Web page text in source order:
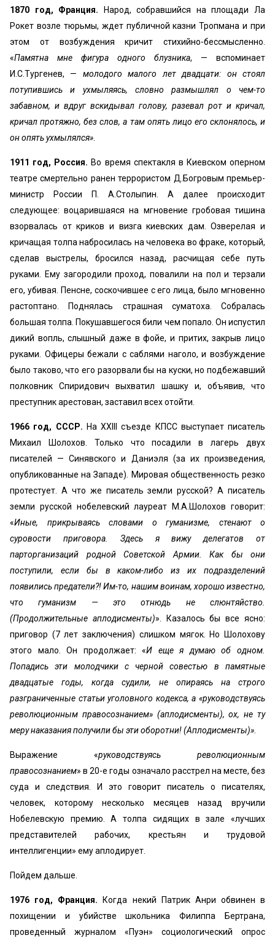
1870 год, Франция.
Народ, собравшийся на площади Ла
Рокет возле тюрьмы, ждет публичной казни Тропмана и при
этом от возбуждения кричит стихийно-бессмысленно.
«Памятна мне фигура одного блузника, — вспоминает
И.С.Тургенев, — молодого малого лет двадцати: он стоял
потупившись и ухмыляясь, словно размышлял о чем-то
забавном, и вдруг вскидывал голову, разевал рот и кричал,
кричал протяжно, без слов, а там опять лицо его склонялось, и
он опять ухмылялся»
1911 год, Россия. Во время спектакля в Киевском оперном
театре смертельно ранен террористом Д.Богровым премьер-
министр России П. А.Столыпин. А далее происходит
следующее: воцарившаяся на мгновение гробовая тишина
взорвалась от криков и визга киевских дам. Озверелая и
кричащая толпа набросилась на человека во фраке, который,
сделав выстрелы, бросился назад, расчищая себе путь
руками. Ему загородили проход, повалили на пол и терзали
его, убивая. Пенсне, соскочившее с его лица, было мгновенно
растоптано. Поднялась страшная суматоха. Собралась
большая толпа. Покушавшегося били чем попало. Он испустил
дикий вопль, слышный даже в фойе, и притих, закрыв лицо
руками. Офицеры бежали с саблями наголо, и возбуждение
было таково, что его разорвали бы на куски, но подбежавший
полковник Спиридович выхватил шашку и, объявив, что
преступник арестован, заставил всех отойти.
1966 год, СССР. На XXIII съезде КПСС выступает писатель
Михаил Шолохов. Только что посадили в лагерь двух
писателей — Синявского и Даниэля (за их произведения,
опубликованные на Западе). Мировая общественность резко
протестует. А что же писатель земли русской? А писатель
земли русской нобелевский лауреат М.А.Шолохов говорит:
«Иные, прикрываясь словами о гуманизме, стенают о
суровости приговора. Здесь я вижу делегатов от
парторганизаций родной Советской Армии. Как бы они
поступили, если бы в каком-либо из их подразделений
появились предатели?! Им-то, нашим воинам, хорошо известно,
что гуманизм — это отнюдь не слюнтяйство.
(Продолжительные аплодисменты)». Казалось бы все ясно:
приговор (7 лет заключения) слишком мягок. Но Шолохову
этого мало. Он продолжает: «И еще я думаю об одном.
Попадись эти молодчики с черной совестью в памятные
двадцатые годы, когда судили, не опираясь на строго
разграниченные статьи уголовного кодекса, а «руководствуясь
революционным правосознанием» (аплодисменты), ох, не ту
меру наказания получили бы эти оборотни! (Аплодисменты)»
Выражение «руководствуясь революционным
правосознанием» в 20-е годы означало расстрел на месте, без
суда и следствия. И это говорит писатель о писателях,
человек, которому несколько месяцев назад вручили
Нобелевскую премию. А толпа сидящих в зале «лучших
представителей рабочих, крестьян и трудовой
интеллигенции» ему аплодирует.
Пойдем дальше.
1976 год, Франция.
Когда некий Патрик Анри обвинен в
похищении и убийстве школьника Филиппа Бертрана,
проведенный журналом «Пуэн» социологический опрос